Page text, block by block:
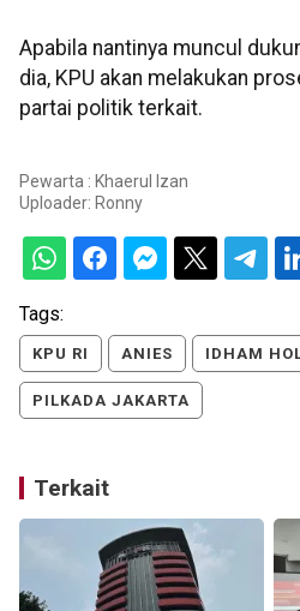
Apabila nantinya muncul
dia, KPU akan melakukan
partai politik terkait.
Pewarta : Khaerul Izan
Uploader: Ronny
Tags:
KPU RI ANIES IDHAM
PILKADA JAKARTA
Terkait